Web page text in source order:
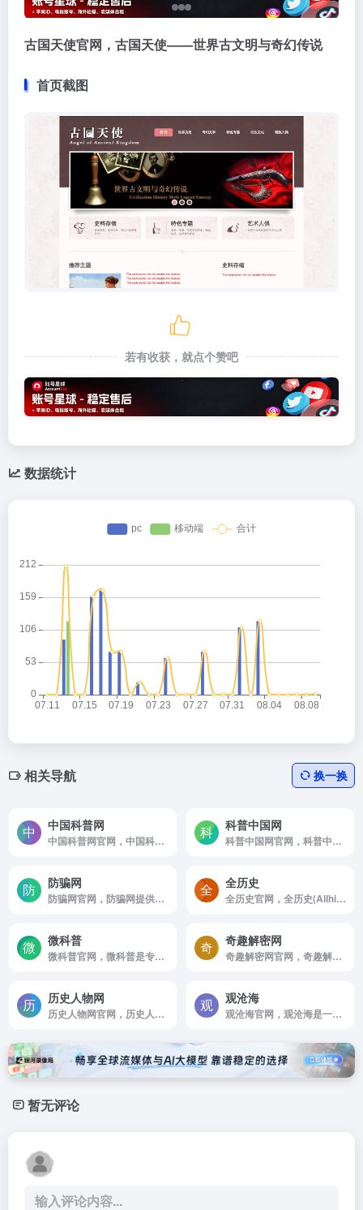
古国天使官网，古国天使——世界古文明与奇幻传说
首页截图
若有收获，就点个赞吧
数据统计
相关导航 换一换
中国科普网
中国科普网官网，中国科普网（www，kepu，gov，cn）由中华人民共和国科学技术部主管，科普时报社运营，系我国成立最早的国家级科普平台，与《科普时报》，青少年科普库共同构成科普全媒体平台。
科普中国网
科普中国网官网，科普中国提供科学，权威，准确的科普信息内容和相关资讯，让科技知识在网上和生活中流行，主要包含科学头条，前沿科技，科普大超市，健康科普，真相揭秘等版块以及优秀科普网站，科普栏目，移动端科普等。
防骗网
防骗网官网，防骗网提供资金盘骗局查询，币圈骗局曝光等服务，
全历史
全历史官网，全历史(Allhistory）以AI知识图谱为核心引擎，通过高度时空化，关联化数据的方式构造及展现数字人文内容，尤其是历史知识。让用户沉浸在纵横开阔，左图右史的（历史，人文，社科等）知识海洋中。
微科普
微科普官网，微科普是专注于科普知识传播的高层次科普媒体，以成为中国科普网站中的一面镜子为出发点，提供负责，有趣，权威的科普知识，在中国科普群体中有着良好声誉和重要影响。
奇趣解密网
奇趣解密网官网，奇趣解密网(www，wfuns，com)为您提供科普知识大全，包括冷门的科普小知识，更有动物百科，植物百科，天文百科，历史百科，神话百科，科技百科以及外星人未解之谜揭秘等。
历史人物网
历史人物网官网，历史人物网提供古今中外的历史人物介绍，包括中国历史人物，世界历史人物，历史人物故事，历史人物大全，历史故事，古籍名著等。探寻传奇历史人物，分享经典历史故事！
观沧海
观沧海官网，观沧海是⼀个知识地图制作分享平台，它将地图和文字结合，反映中国历史，军事，地理，文化等方面的知识，向用户提供地图协作分享服务。
暂无评论